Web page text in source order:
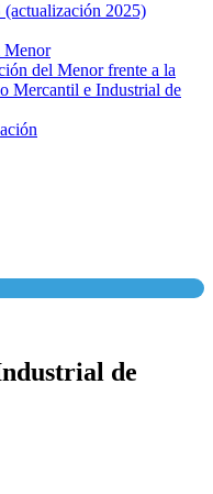
2025)
Menor
del Menor frente a la
Mercantil e Industrial de
de